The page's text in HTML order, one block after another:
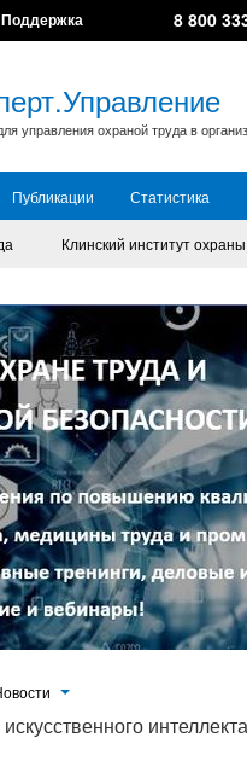
Поддержка 8 800
управления охраной труда в
Публикации Статистика
Клинский институт